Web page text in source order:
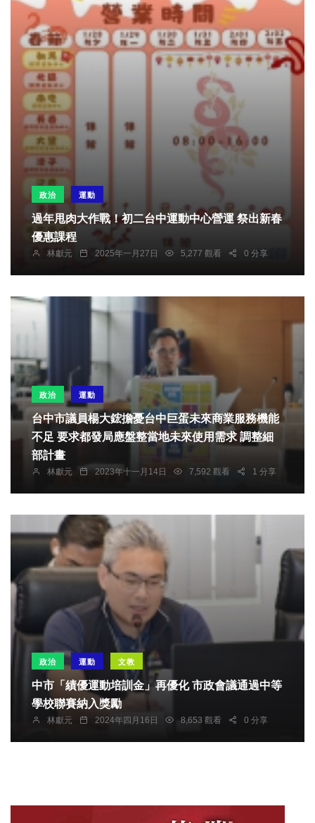
政治 運動
過年甩肉大作戰！初二台中運動中心營運 祭出新春
優惠課程
林獻元 2025年一月27日 5,277 觀看 0 分享
政治 運動
台中市議員楊大鋐擔憂台中巨蛋未來商業服務機能
不足 要求都發局應盤整當地未來使用需求 調整細
部計畫
林獻元 2023年十一月14日 7,592 觀看 1 分享
政治 運動 文教
中市「績優運動培訓金」再優化 市政會議通過中等
學校聯賽納入獎勵
林獻元 2024年四月16日 8,653 觀看 0 分享